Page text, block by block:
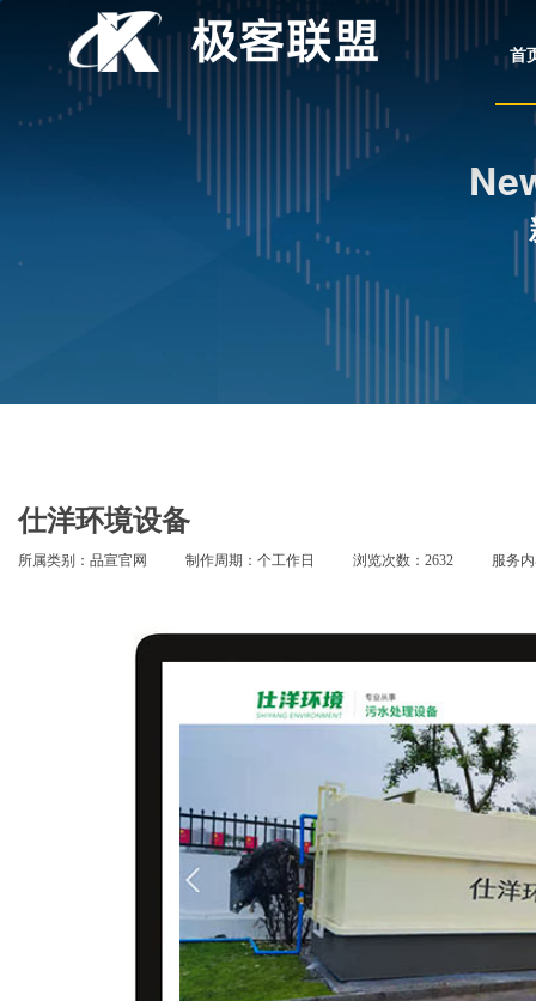
首
仕洋环境设备
所属类别：品宣官网 制作周期：个工作日 浏览次数：2632 服务